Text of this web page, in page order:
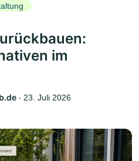
im
‧ 23. Juli 2026